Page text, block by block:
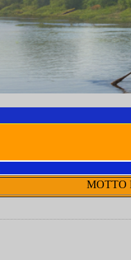
MOTTO PTUN